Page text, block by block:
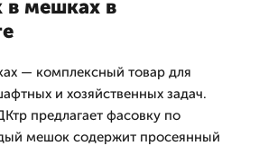
в мешках в
— комплексный товар для
и хозяйственных задач.
предлагает фасовку по
мешок содержит просеянный